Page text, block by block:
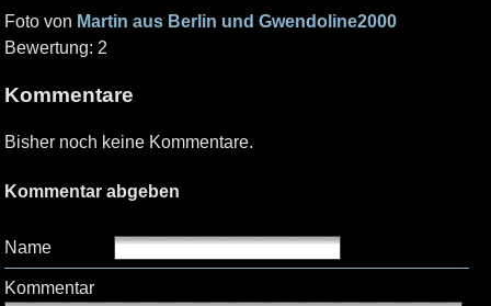
Foto von Martin aus Berlin und Gwendoline2000
Bewertung: 2
Kommentare
Bisher noch keine Kommentare.
Kommentar abgeben
Name
Kommentar